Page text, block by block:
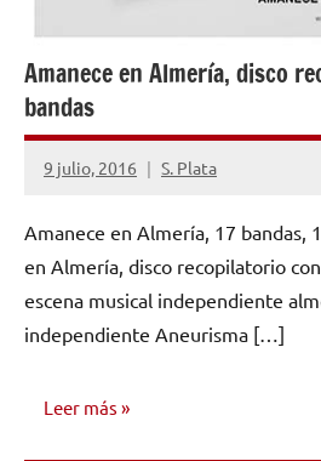
Amanece en Almería, disco
bandas
9 julio, 2016 S. Plata
No
comentarios
Amanece en Almería, 17 bandas,
en Almería, disco recopilatorio
escena musical independiente
independiente Aneurisma […]
Leer más